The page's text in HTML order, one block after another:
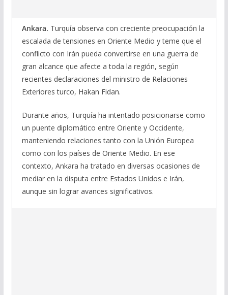
Ankara. Turquía observa con creciente preocupación la
escalada de tensiones en Oriente Medio y teme que el
conflicto con Irán pueda convertirse en una guerra de
gran alcance que afecte a toda la región, según
recientes declaraciones del ministro de Relaciones
Exteriores turco, Hakan Fidan.
Durante años, Turquía ha intentado posicionarse como
un puente diplomático entre Oriente y Occidente,
manteniendo relaciones tanto con la Unión Europea
como con los países de Oriente Medio. En ese
contexto, Ankara ha tratado en diversas ocasiones de
mediar en la disputa entre Estados Unidos e Irán,
aunque sin lograr avances significativos.